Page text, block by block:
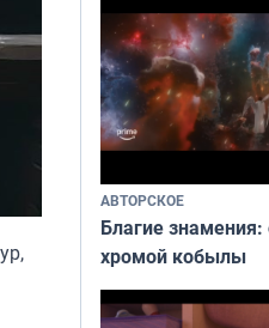
АВТОРСКОЕ
Благие
хромой кобылы